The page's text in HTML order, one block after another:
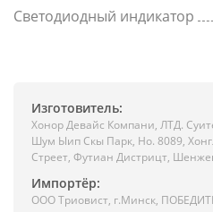
Светодиодный индикатор
Изготовитель:
Хонор Девайс Компани, ЛТД.
Шум Ыип Скы Парк, Но. 8089,
Стреет, Футиан Дистрицт,
Импортёр:
ООО Триовист, г.Минск,